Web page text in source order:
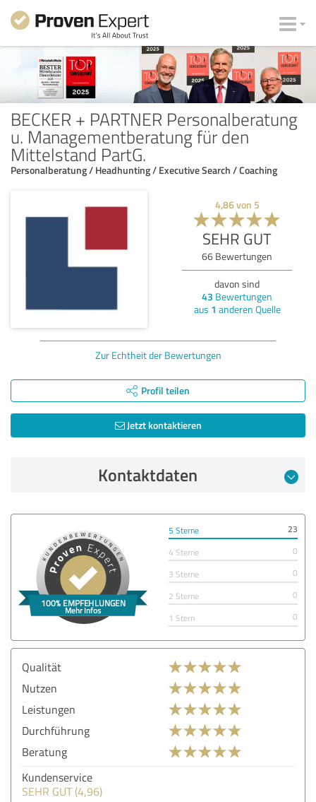
BECKER + PARTNER Personalberatung
u. Managementberatung für den
Mittelstand PartG.
Personalberatung / Headhunting / Executive Search / Coaching
4,86von 5
SEHR GUT
66 Bewertungen
davon sind
43 Bewertungen
aus 1 anderen Quelle
Zur Echtheit der Bewertungen
Profil teilen
Jetzt kontaktieren
Kontaktdaten
5 Sterne
23
4 Sterne
0
3 Sterne
0
2 Sterne
0
1 Stern
0
Qualität
Nutzen
Leistungen
Durchführung
Beratung
Kundenservice
SEHR GUT (4,96)